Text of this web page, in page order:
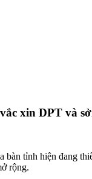
xin DPT và
tỉnh hiện đang
rộng.